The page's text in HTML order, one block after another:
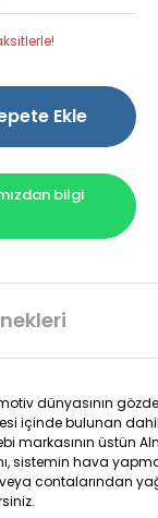
Ekle
bilgi
dünyasının
içinde bulunan
markasının üstün
sistemin hava
contalarından